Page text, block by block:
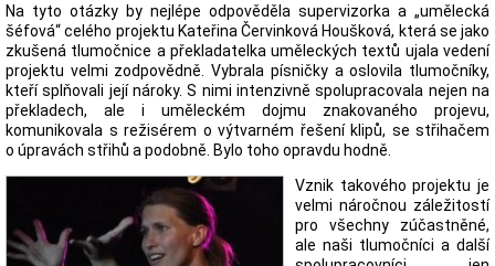
Na tyto otázky by nejlépe odpověděla supervizorka a „umělecká
šéfová“ celého projektu Kateřina Červinková Houšková, která se jako
zkušená tlumočnice a překladatelka uměleckých textů ujala vedení
projektu velmi zodpovědně. Vybrala písničky a oslovila tlumočníky,
kteří splňovali její nároky. S nimi intenzivně spolupracovala nejen na
překladech, ale i uměleckém dojmu znakovaného projevu,
komunikovala s režisérem o výtvarném řešení klipů, se střihačem
o úpravách střihů a podobně. Bylo toho opravdu hodně.
Vznik takového projektu je
velmi náročnou záležitostí
pro všechny zúčastněné,
ale naši tlumočníci a další